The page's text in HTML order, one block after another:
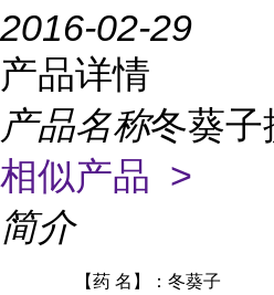
2016-02-29
产品详情
产品名称冬葵子
相似产品 >
简介
【药 名】：冬葵子